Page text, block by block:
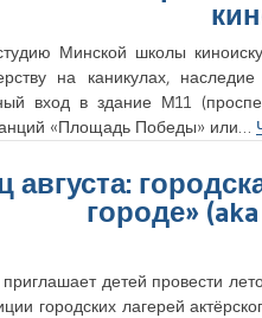
Минской школы
на каникулах,
вход в здание М11
«Площадь Победы» или…
городе»
детей провести
городских лагерей